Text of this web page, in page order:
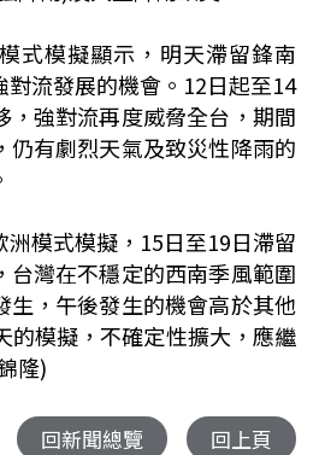
式模擬顯示，明天滯留鋒南
流發展的機會。12日起至14
，強對流再度威脅全台，期間
仍有劇烈天氣及致災性降雨的
模式模擬，15日至19日滯留
台灣在不穩定的西南季風範圍
生，午後發生的機會高於其他
的模擬，不確定性擴大，應繼
隆)
回新聞總覽 回上頁